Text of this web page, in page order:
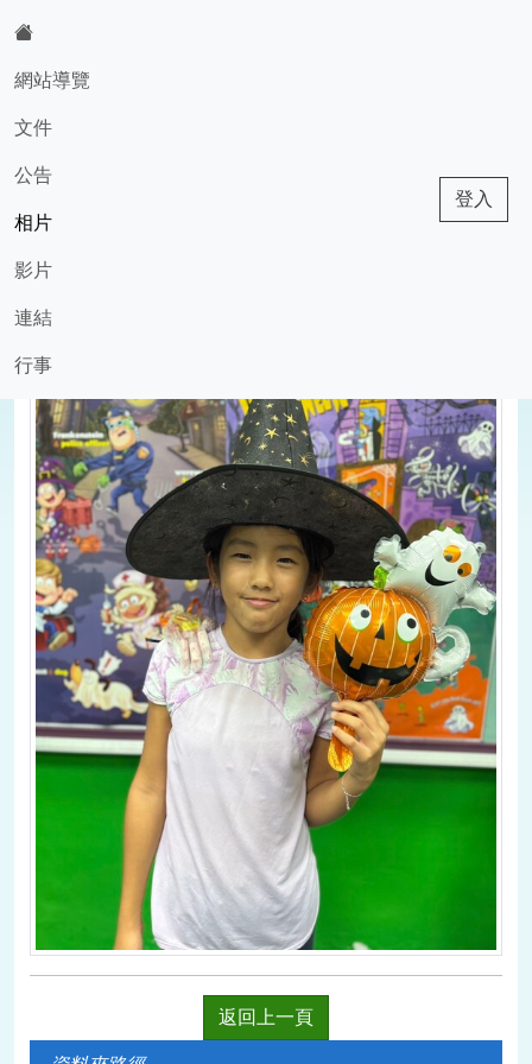
網站導覽
文件
公告
相片
影片
連結
行事
登入
現在位置:相片
1730173715917
返回上一頁